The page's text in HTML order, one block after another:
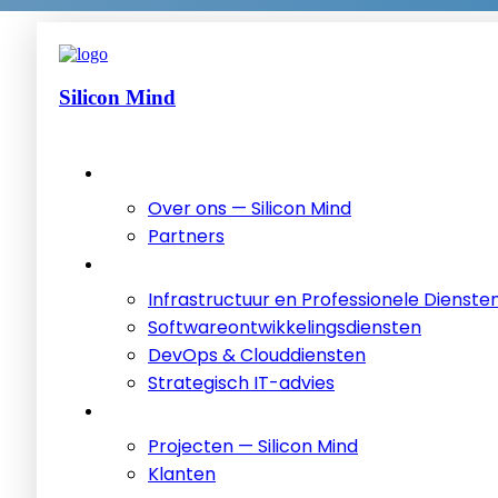
Silicon Mind
Over ons — Silicon Mind
Partners
Infrastructuur en Professionele
Softwareontwikkelingsdiensten
DevOps & Clouddiensten
Strategisch IT-advies
Projecten — Silicon Mind
Klanten